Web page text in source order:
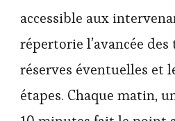
accessible aux
répertorie l’avancée des
réserves éventuelles et
étapes. Chaque matin,